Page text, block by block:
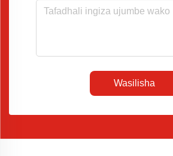
Wasilisha